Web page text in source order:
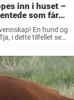
inn i huset –
som får
En hund og
i dette tilfellet ser